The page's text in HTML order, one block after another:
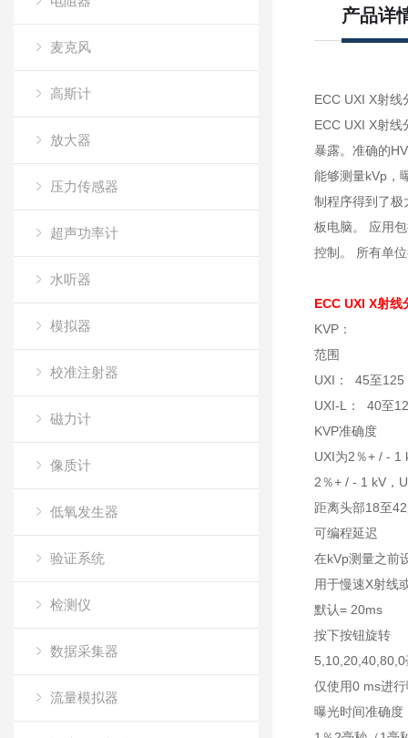
麦克风
高斯计
放大器
压力传感器
超声功率计
水听器
模拟器
校准注射器
磁力计
像质计
低氧发生器
验证系统
检测仪
数据采集器
流量模拟器
产品详
ECC UXI X射线
ECC UXI X射
暴露。准确的
能够测量kVp，
制程序得到了极
板电脑。 应用
控制。 所有单
ECC UXI X射线
KVP：
范围
UXI： 45至125
UXI-L： 40至
KVP准确度
UXI为2％+ / - 1
2％+ / - 1 kV，
距离头部18至
可编程延迟
在kVp测量之前
用于慢速X射线
默认= 20ms
按下按钮旋转
5,10,20,40,80,0
仅使用0 ms进
曝光时间准确度